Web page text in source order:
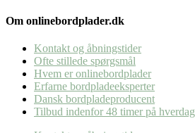
Om onlinebordplader.dk
Kontakt og åbningstider
Ofte stillede spørgsmål
Hvem er onlinebordplader
Erfarne bordpladeeksperter
Dansk bordpladeproducent
Tilbud indenfor 48 timer på hverdag